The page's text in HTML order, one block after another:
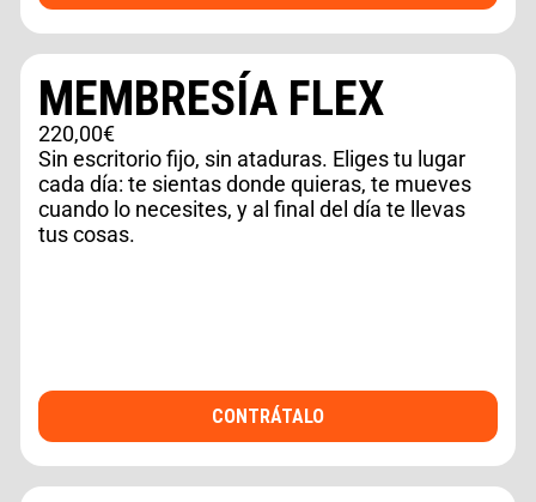
MEMBRESÍA FLEX
220,00€
Sin escritorio fijo, sin ataduras. Eliges tu lugar
cada día: te sientas donde quieras, te mueves
cuando lo necesites, y al final del día te llevas
tus cosas.
CONTRÁTALO